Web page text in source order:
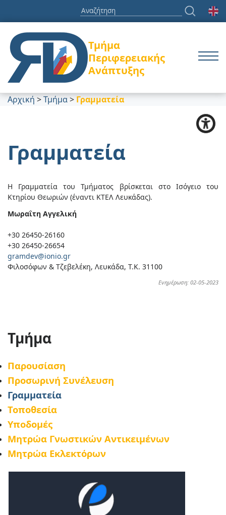
Τμήμα
Περιφερειακής
Ανάπτυξης
Αρχική >Τμήμα> Γραμματεία
Γραμματεία
Η Γραμματεία του Τμήματος βρίσκεται στο Ισόγειο του
Κτηρίου Θεωριών (έναντι ΚΤΕΛ Λευκάδας).
Μωραΐτη Αγγελική
+30 26450-26160
+30 26450-26654
gramdev@ionio.gr
Φιλοσόφων & Τζεβελέκη, Λευκάδα, Τ.Κ. 31100
Ενημέρωση: 02-05-2023
Τμήμα
Παρουσίαση
Προσωρινή Συνέλευση
Γραμματεία
Τοποθεσία
Υποδομές
Μητρώα Γνωστικών Αντικειμένων
Μητρώα Εκλεκτόρων